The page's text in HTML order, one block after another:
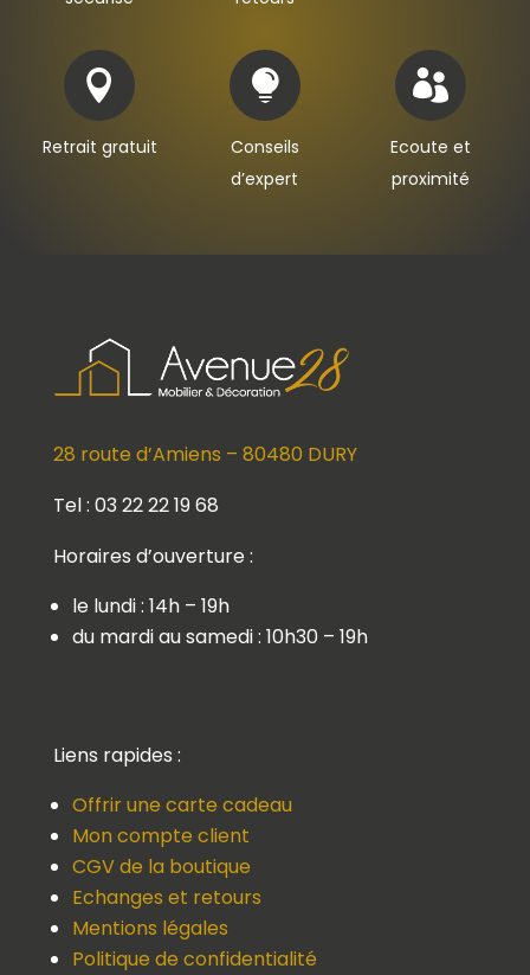

Retrait gratuit

Conseils
d’expert

Ecoute et
proximité
28 route d’Amiens – 80480 DURY
Tel : 03 22 22 19 68
Horaires d’ouverture :
le lundi : 14h – 19h
du mardi au samedi : 10h30 – 19h
Liens rapides :
Offrir une carte cadeau
Mon compte client
CGV de la boutique
Echanges et retours
Mentions légales
Politique de confidentialité